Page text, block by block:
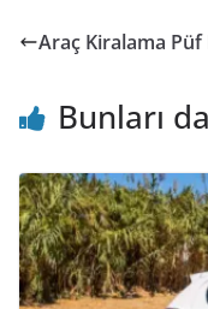
Araç Kiralama Püf
Bunları